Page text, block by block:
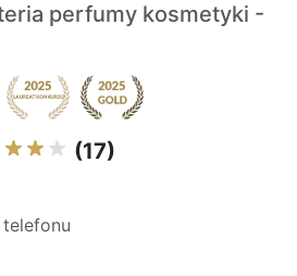
perfumy kosmetyki -
(17)